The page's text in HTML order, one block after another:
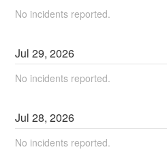
No incidents reported.
Jul29,2026
No incidents reported.
Jul28,2026
No incidents reported.